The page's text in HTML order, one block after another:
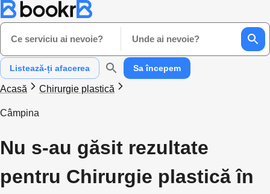
Ce serviciu ai nevoie? Unde ai nevoie?
Listează-ți afacerea Sa începem
Acasă Chirurgie plastică
Câmpina
Nu s-au găsit rezultate
pentru Chirurgie plastică în